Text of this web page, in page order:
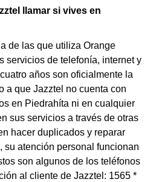
llamar si vives en
de las que utiliza Orange
servicios de telefonía, internet y
años son oficialmente la
a que Jazztel no cuenta con
en Piedrahíta ni en cualquier
sus servicios a través de otras
hacer duplicados y reparar
su atención personal funcionan
son algunos de los teléfonos
al cliente de Jazztel: 1565 *